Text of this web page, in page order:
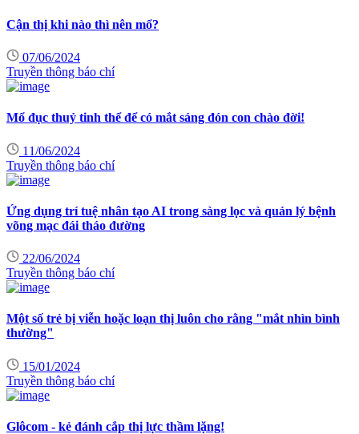
Cận thị khi nào thì nên mổ?
07/06/2024
Truyền thông báo chí
Mổ đục thuỷ tinh thể để có mắt sáng đón con chào đời!
11/06/2024
Truyền thông báo chí
Ứng dụng trí tuệ nhân tạo AI trong sàng lọc và quản lý bệnh
võng mạc đái tháo đường
22/06/2024
Truyền thông báo chí
Một số trẻ bị viễn hoặc loạn thị luôn cho rằng "mắt nhìn bình
thường"
15/01/2024
Truyền thông báo chí
Glôcom - kẻ đánh cắp thị lực thầm lặng!